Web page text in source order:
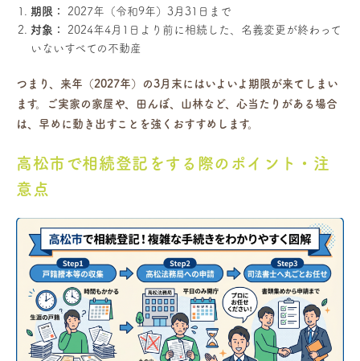
期限：
2027年（令和9年）3月31日まで
対象：
2024年4月1日より前に相続した、名義変更が終わって
いないすべての不動産
つまり、来年（2027年）の3月末にはいよいよ期限が来てしまい
ます。ご実家の家屋や、田んぼ、山林など、心当たりがある場合
は、早めに動き出すことを強くおすすめします。
高松市で相続登記をする際のポイント・注
意点